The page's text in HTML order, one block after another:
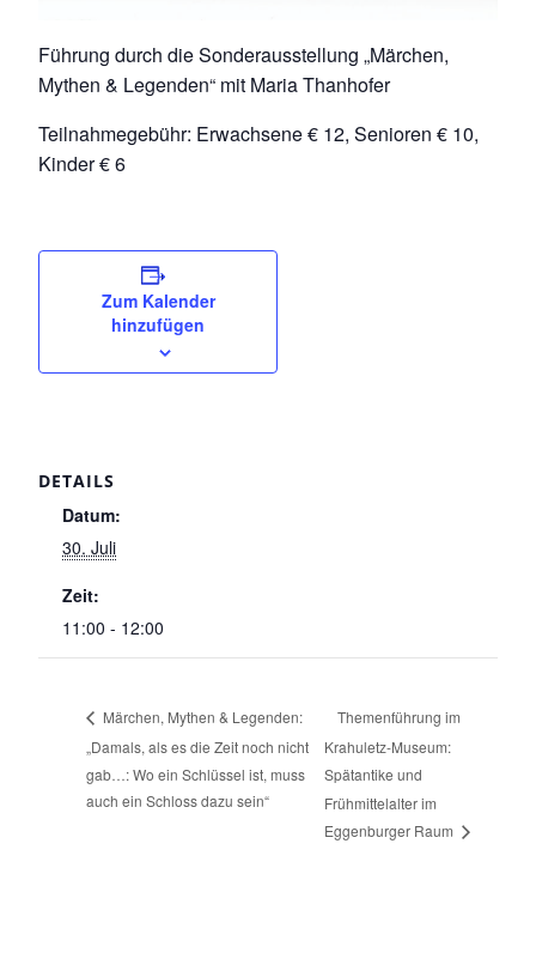
Führung durch die Sonderausstellung „Märchen,
Mythen & Legenden“ mit Maria Thanhofer
Teilnahmegebühr: Erwachsene € 12, Senioren € 10,
Kinder € 6
Zum Kalender
hinzufügen
DETAILS
Datum:
30. Juli
Zeit:
11:00 - 12:00
Märchen, Mythen & Legenden:
„Damals, als es die Zeit noch nicht
gab…: Wo ein Schlüssel ist, muss
auch ein Schloss dazu sein“
Themenführung im
Krahuletz-Museum:
Spätantike und
Frühmittelalter im
Eggenburger Raum